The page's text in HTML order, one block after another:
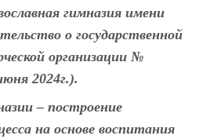
гимназия имени
о государственной
организации №
2024г.).
– построение
на основе воспитания